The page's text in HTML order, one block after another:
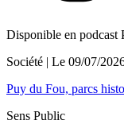
Disponible en podcast
Société | Le 09/07/
Puy du Fou, parcs
Sens Public